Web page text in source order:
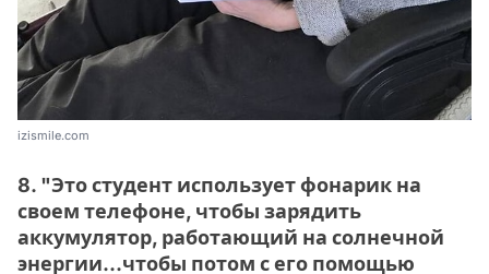
izismile.com
8. "Это студент использует фонарик на
своем телефоне, чтобы зарядить
аккумулятор, работающий на солнечной
энергии...чтобы потом с его помощью